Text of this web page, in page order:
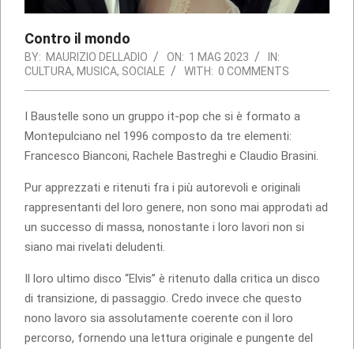
Contro il mondo
BY: MAURIZIO DELLADIO ON: 1 MAG 2023
IN:
CULTURA, MUSICA, SOCIALE WITH: 0 COMMENTS
I Baustelle sono un gruppo it-pop che si è formato a
Montepulciano nel 1996 composto da tre elementi:
Francesco Bianconi, Rachele Bastreghi e Claudio Brasini.
Pur apprezzati e ritenuti fra i più autorevoli e originali
rappresentanti del loro genere, non sono mai approdati ad
un successo di massa, nonostante i loro lavori non si
siano mai rivelati deludenti.
Il loro ultimo disco “Elvis” è ritenuto dalla critica un disco
di transizione, di passaggio. Credo invece che questo
nono lavoro sia assolutamente coerente con il loro
percorso, fornendo una lettura originale e pungente del